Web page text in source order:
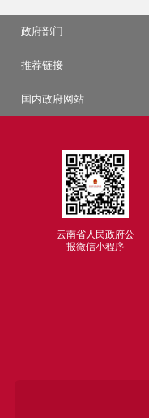
政府部门
推荐链接
国内政府网站
云南省人民政府公
报微信小程序